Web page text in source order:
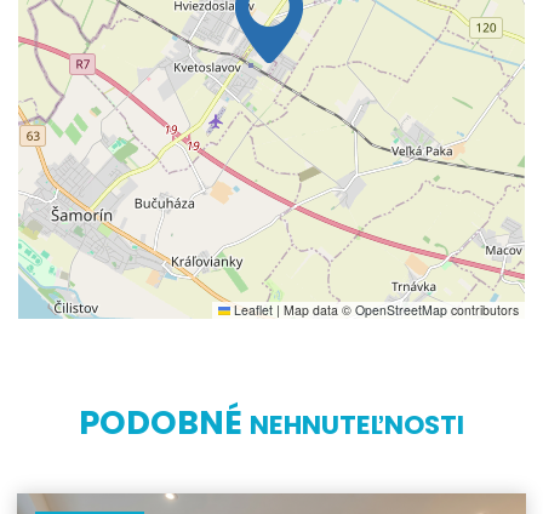
Leaflet | Map data © OpenStreetMap contributors
PODOBNÉ NEHNUTEĽNOSTI